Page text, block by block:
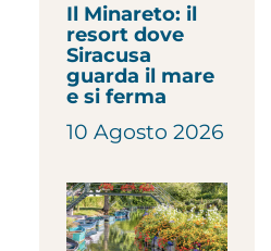
Il Minareto: il
resort dove
Siracusa
guarda il mare
e si ferma
10 Agosto 2026